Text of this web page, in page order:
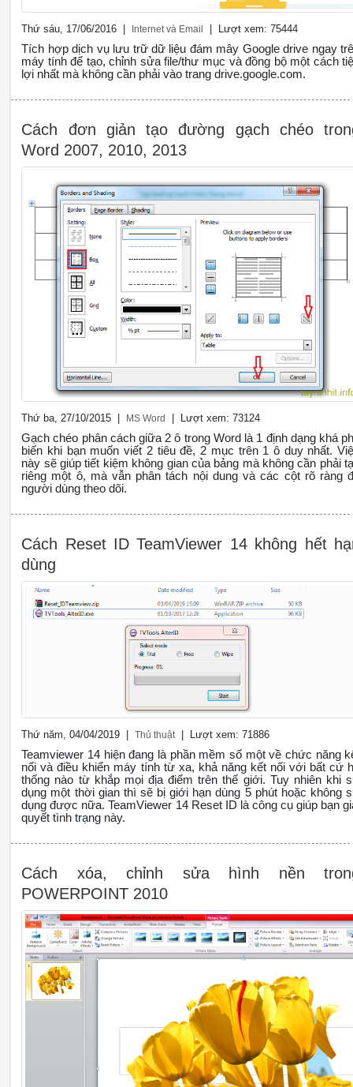
Thứ sáu, 17/06/2016 | Internet và Email | Lượt xem: 75444
Tích hợp dịch vụ lưu trữ dữ liệu đám mây Google drive ngay
máy tính để tạo, chỉnh sửa file/thư mục và đồng bộ một cách
lợi nhất mà không cần phải vào trang drive.google.com.
Cách đơn giản tạo đường gạch chéo
Word 2007, 2010, 2013
Thứ ba, 27/10/2015 | MS Word | Lượt xem: 73124
Gạch chéo phân cách giữa 2 ô trong Word là 1 định dạng khá
biến khi bạn muốn viết 2 tiêu đề, 2 mục trên 1 ô duy nhất.
này sẽ giúp tiết kiệm không gian của bảng mà không cần phải
riêng một ô, mà vẫn phân tách nội dung và các cột rõ ràng
người dùng theo dõi.
Cách Reset ID TeamViewer 14 không hết
dùng
Thứ năm, 04/04/2019 |Thủ thuật | Lượt xem: 71886
Teamviewer 14 hiện đang là phần mềm số một về chức năng
nối và điều khiển máy tính từ xa, khả năng kết nối với bất cứ
thống nào từ khắp mọi địa điểm trên thế giới. Tuy nhiên khi
dụng một thời gian thì sẽ bị giới hạn dùng 5 phút hoặc không
dụng được nữa. TeamViewer 14 Reset ID là công cụ giúp bạn
quyết tình trạng này.
Cách xóa, chỉnh sửa hình nền
POWERPOINT 2010